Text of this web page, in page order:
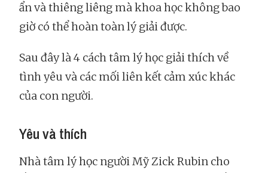
ẩn và thiêng liêng mà khoa học không bao
giờ có thể hoàn toàn lý giải được.
Sau đây là 4 cách tâm lý học giải thích về
tình yêu và các mối liên kết cảm xúc khác
của con người.
Yêu và thích
Nhà tâm lý học người Mỹ Zick Rubin cho